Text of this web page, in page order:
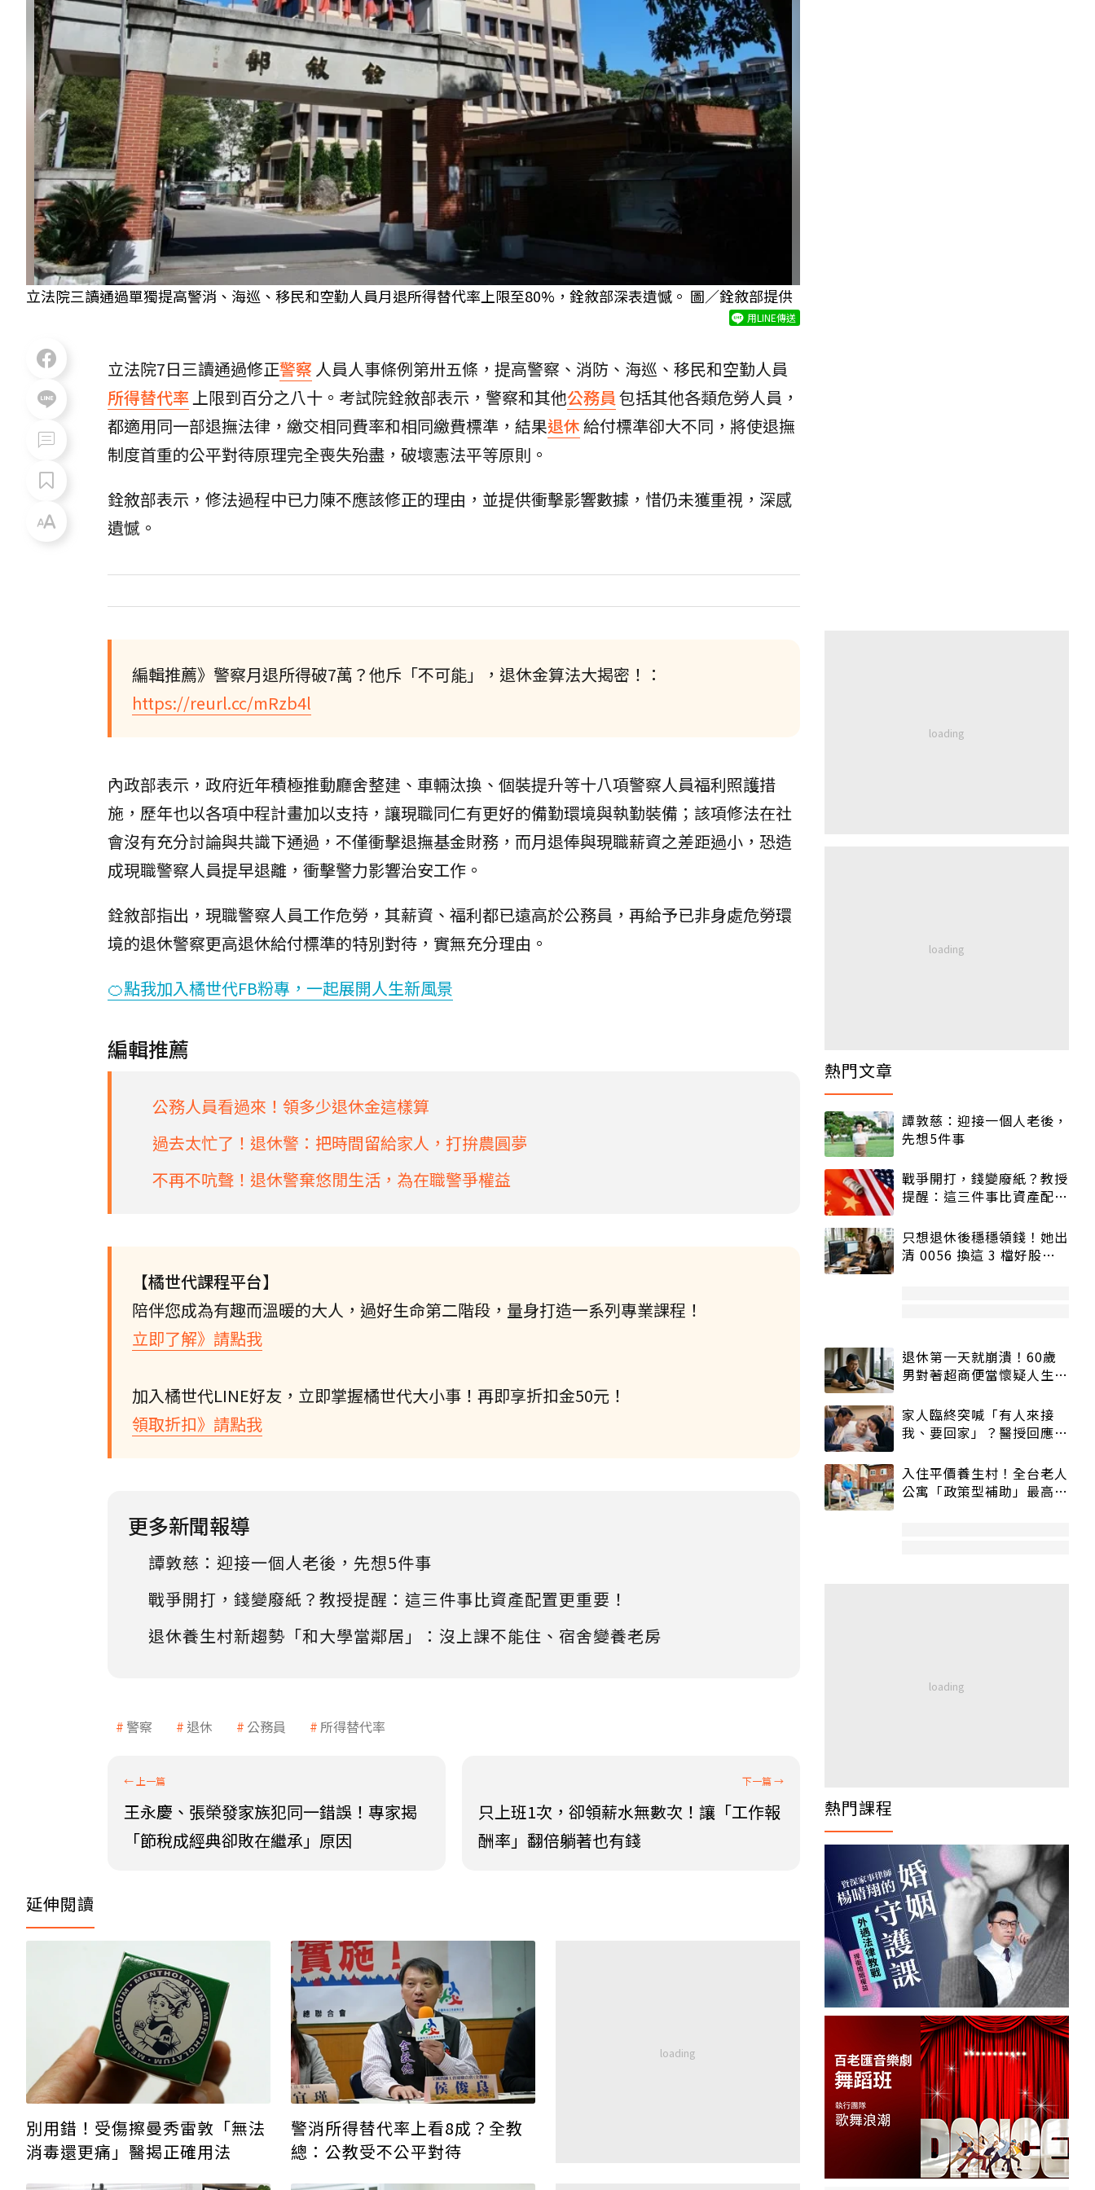
立法院三讀通過單獨提高警消、海巡、移民和空勤人員月退所得替代率上限至80%，銓敘部深表遺憾。 圖／銓敘部提供
用LINE傳送
立法院7日三讀通過修正警察 人員人事條例第卅五條，提高警察、消防、海巡、移民和空勤人員
所得替代率上限到百分之八十。考試院銓敘部表示，警察和其他公務員包括其他各類危勞人員，
都適用同一部退撫法律，繳交相同費率和相同繳費標準，結果退休給付標準卻大不同，將使退撫
制度首重的公平對待原理完全喪失殆盡，破壞憲法平等原則。
銓敘部表示，修法過程中已力陳不應該修正的理由，並提供衝擊影響數據，惜仍未獲重視，深感
遺憾。
編輯推薦》警察月退所得破7萬？他斥「不可能」，退休金算法大揭密！：
https://reurl.cc/mRzb4l
內政部表示，政府近年積極推動廳舍整建、車輛汰換、個裝提升等十八項警察人員福利照護措
施，歷年也以各項中程計畫加以支持，讓現職同仁有更好的備勤環境與執勤裝備；該項修法在社
會沒有充分討論與共識下通過，不僅衝擊退撫基金財務，而月退俸與現職薪資之差距過小，恐造
成現職警察人員提早退離，衝擊警力影響治安工作。
銓敘部指出，現職警察人員工作危勞，其薪資、福利都已遠高於公務員，再給予已非身處危勞環
境的退休警察更高退休給付標準的特別對待，實無充分理由。
🍊點我加入橘世代FB粉專，一起展開人生新風景
編輯推薦
公務人員看過來！領多少退休金這樣算
過去太忙了！退休警：把時間留給家人，打拚農圓夢
不再不吭聲！退休警棄悠閒生活，為在職警爭權益
【橘世代課程平台】
陪伴您成為有趣而溫暖的大人，過好生命第二階段，量身打造一系列專業課程！
立即了解》請點我
加入橘世代LINE好友，立即掌握橘世代大小事！再即享折扣金50元！
領取折扣》請點我
更多新聞報導
譚敦慈：迎接一個人老後，先想5件事
戰爭開打，錢變廢紙？教授提醒：這三件事比資產配置更重要！
退休養生村新趨勢「和大學當鄰居」：沒上課不能住、宿舍變養老房
警察 退休 公務員 所得替代率
王永慶、張榮發家族犯同一錯誤！專家揭
「節稅成經典卻敗在繼承」原因
只上班1次，卻領薪水無數次！讓「工作報
酬率」翻倍躺著也有錢
延伸閱讀
別用錯！受傷擦曼秀雷敦「無法
消毒還更痛」醫揭正確用法
警消所得替代率上看8成？全教
總：公教受不公平對待
熱門文章
譚敦慈：迎接一個人老後，
先想5件事
戰爭開打，錢變廢紙？教授
提醒：這三件事比資產配置
只想退休後穩穩領錢！她出
清 0056 換這 3 檔好股：
退休第一天就崩潰！60歲
男對著超商便當懷疑人生
家人臨終突喊「有人來接
我、要回家」？醫授回應方
入住平價養生村！全台老人
公寓「政策型補助」最高打
熱門課程